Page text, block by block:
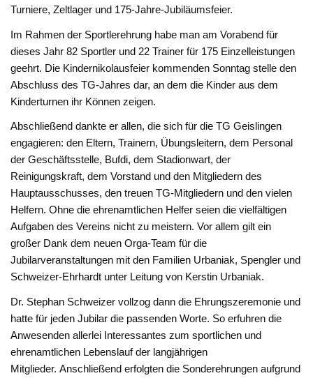
Turniere, Zeltlager und 175-Jahre-Jubiläumsfeier.
Im Rahmen der Sportlerehrung habe man am Vorabend für
dieses Jahr 82 Sportler und 22 Trainer für 175 Einzelleistungen
geehrt. Die Kindernikolausfeier kommenden Sonntag stelle den
Abschluss des TG-Jahres dar, an dem die Kinder aus dem
Kinderturnen ihr Können zeigen.
Abschließend dankte er allen, die sich für die TG Geislingen
engagieren: den Eltern, Trainern, Übungsleitern, dem Personal
der Geschäftsstelle, Bufdi, dem Stadionwart, der
Reinigungskraft, dem Vorstand und den Mitgliedern des
Hauptausschusses, den treuen TG-Mitgliedern und den vielen
Helfern. Ohne die ehrenamtlichen Helfer seien die vielfältigen
Aufgaben des Vereins nicht zu meistern. Vor allem gilt ein
großer Dank dem neuen Orga-Team für die
Jubilarveranstaltungen mit den Familien Urbaniak, Spengler und
Schweizer-Ehrhardt unter Leitung von Kerstin Urbaniak.
Dr. Stephan Schweizer vollzog dann die Ehrungszeremonie und
hatte für jeden Jubilar die passenden Worte. So erfuhren die
Anwesenden allerlei Interessantes zum sportlichen und
ehrenamtlichen Lebenslauf der langjährigen
Mitglieder. Anschließend erfolgten die Sonderehrungen aufgrund